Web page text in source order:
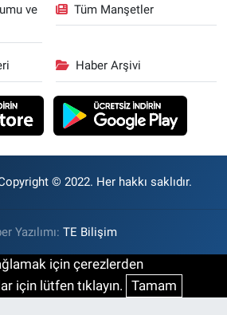
ve
Tüm Manşetler
Haber Arşivi
© 2022. Her hakkı saklıdır.
Yazılımı: TE Bilişim
için çerezlerden
için lütfen tıklayın. Tamam